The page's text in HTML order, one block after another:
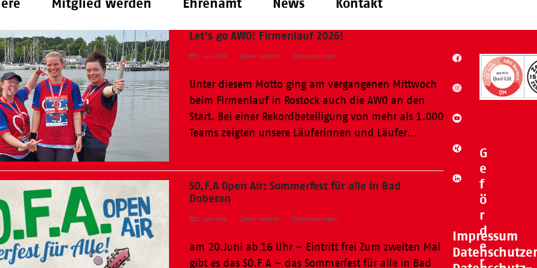
Mitglied werden Ehrenamt News Kontakt
Let’s go AWO! Firmenlauf 2026!
22. Juni 2026 Maik Herfurth Veranstaltungen
Unter diesem Motto ging am vergangenen Mittwoch
beim Firmenlauf in Rostock auch die AWO an den
Start. Bei einer Rekordbeteiligung von mehr als 1.000
Teams zeigten unsere Läuferinnen und Läufer…
SO.F.A Open Air: Sommerfest für alle in Bad
Doberan
15. Juni 2026 Maik Herfurth Veranstaltungen
am 20.Juni ab 16 Uhr – Eintritt frei Zum zweiten Mal
gibt es das SO.F.A – das Sommerfest für alle in Bad
Impressum
G
e
f
ö
r
d
e
r